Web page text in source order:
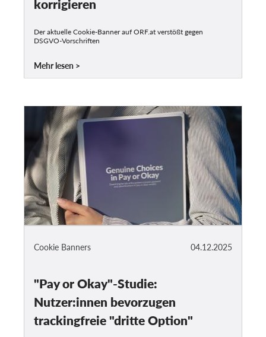
korrigieren
Der aktuelle Cookie-Banner auf ORF.at verstößt gegen
DSGVO-Vorschriften
Mehr lesen
04.12.2025
Cookie Banners
"Pay or Okay"-Studie:
Nutzer:innen bevorzugen
trackingfreie "dritte Option"